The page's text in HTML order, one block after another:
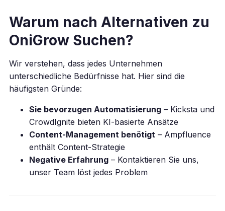
Warum nach Alternativen zu
OniGrow Suchen?
Wir verstehen, dass jedes Unternehmen
unterschiedliche Bedürfnisse hat. Hier sind die
häufigsten Gründe:
Sie bevorzugen Automatisierung– Kicksta und
CrowdIgnite bieten KI-basierte Ansätze
Content-Management benötigt – Ampfluence
enthält Content-Strategie
Negative Erfahrung– Kontaktieren Sie uns,
unser Team löst jedes Problem